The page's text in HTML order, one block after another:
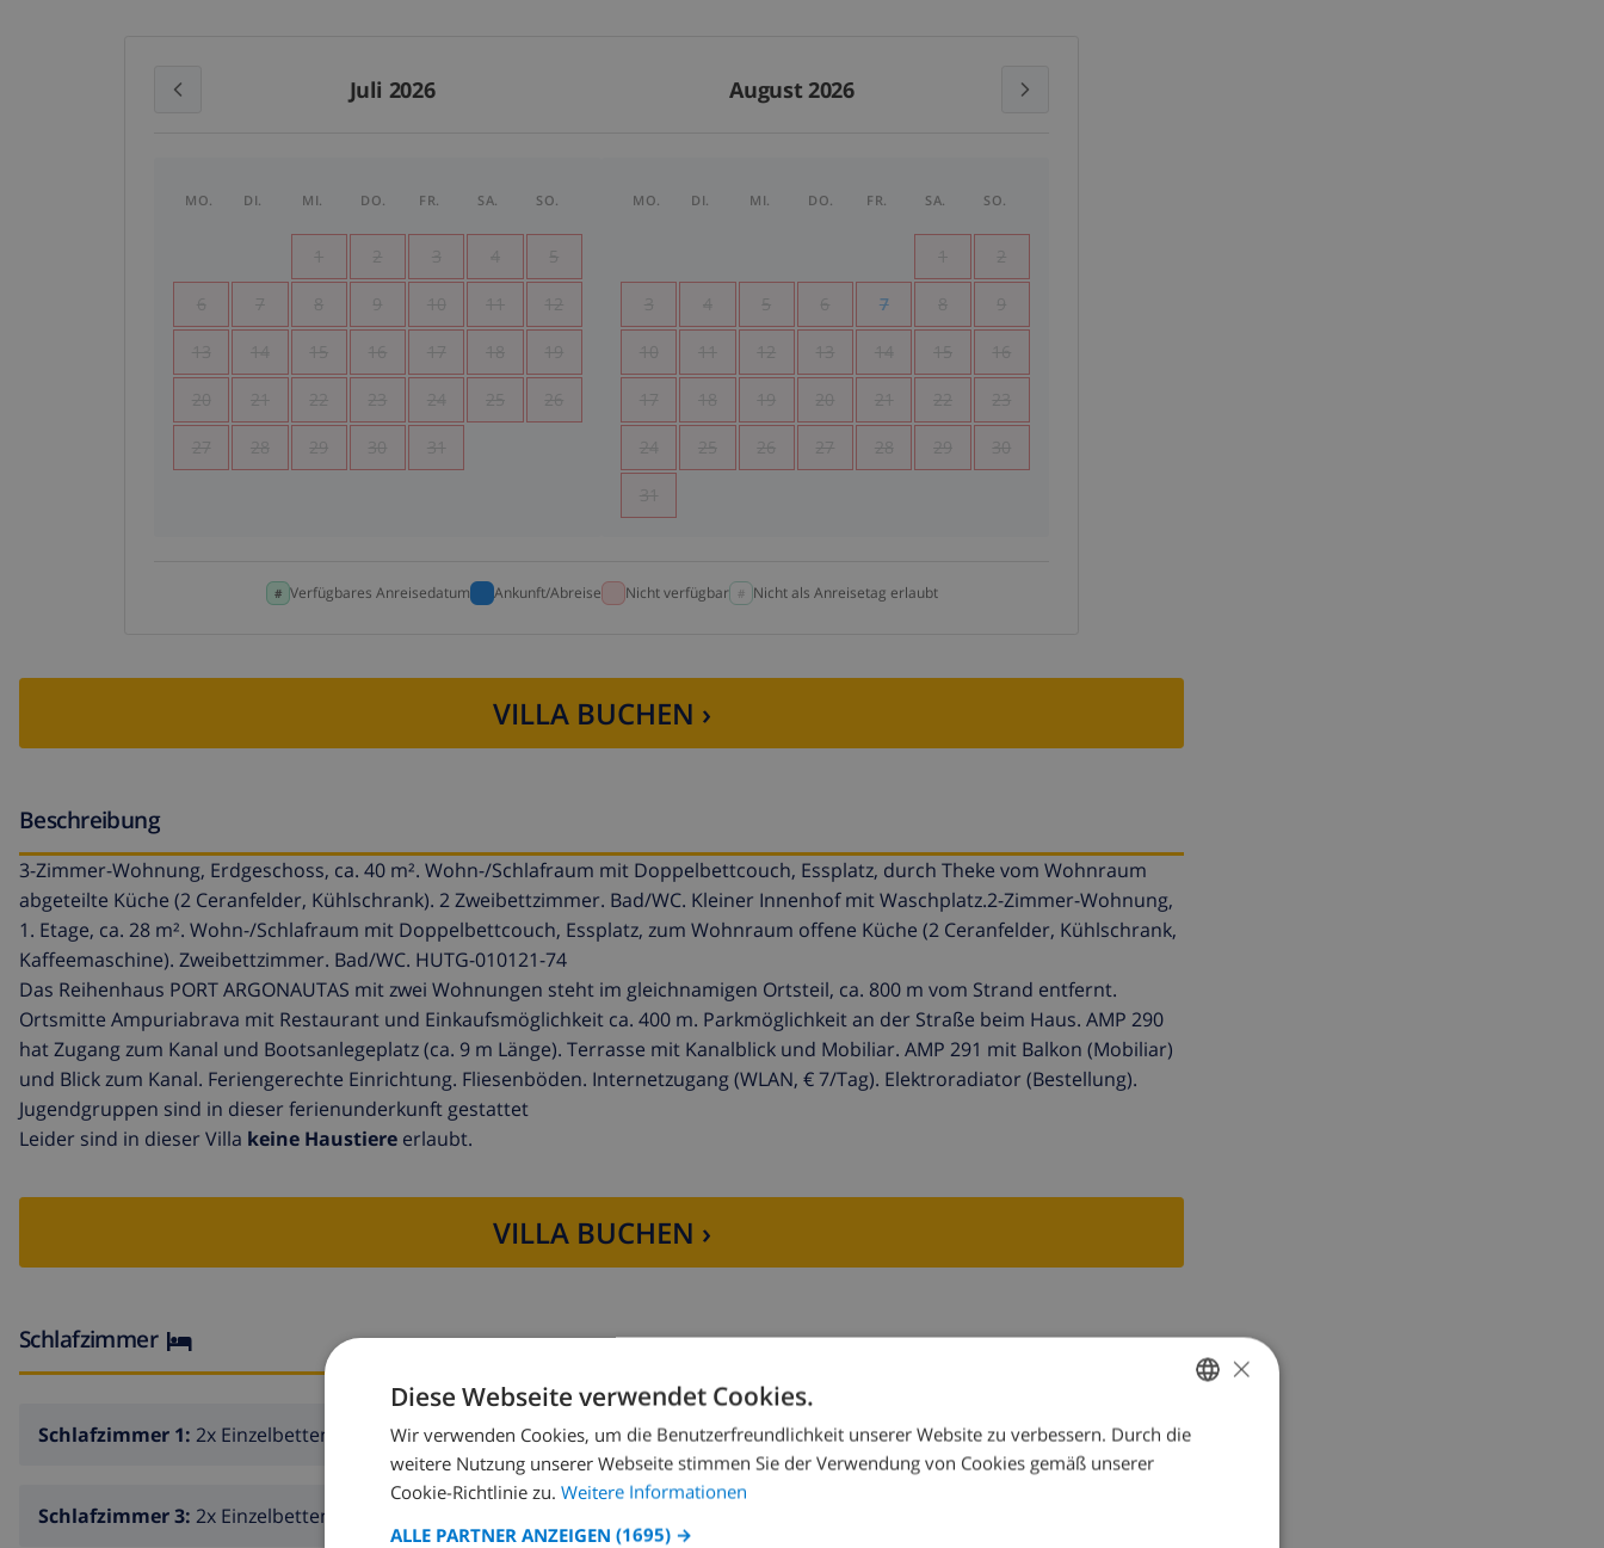
Juli 2026 August 2026
MO. DI. MI. DO. FR. SA. SO.
1 2 3 4 5
6 7 8 9 10 11 12
13 14 15 16 17 18 19
20 21 22 23 24 25 26
27 28 29 30 31
MO. DI. MI. DO. FR. SA. SO.
1 2
3 4 5 6 7 8 9
10 11 12 13 14 15 16
17 18 19 20 21 22 23
24 25 26 27 28 29 30
31
Verfügbares Anreisedatum Ankunft/Abreise Nicht verfügbar Nicht als Anreisetag erlaubt
VILLA BUCHEN ›
Beschreibung
3-Zimmer-Wohnung, Erdgeschoss, ca. 40 m². Wohn-/Schlafraum mit Doppelbettcouch, Essplatz, durch Theke vom Wohnraum
abgeteilte Küche (2 Ceranfelder, Kühlschrank). 2 Zweibettzimmer. Bad/WC. Kleiner Innenhof mit Waschplatz.2-Zimmer-Wohnung,
1. Etage, ca. 28 m². Wohn-/Schlafraum mit Doppelbettcouch, Essplatz, zum Wohnraum offene Küche (2 Ceranfelder, Kühlschrank,
Kaffeemaschine). Zweibettzimmer. Bad/WC. HUTG-010121-74
Das Reihenhaus PORT ARGONAUTAS mit zwei Wohnungen steht im gleichnamigen Ortsteil, ca. 800 m vom Strand entfernt.
Ortsmitte Ampuriabrava mit Restaurant und Einkaufsmöglichkeit ca. 400 m. Parkmöglichkeit an der Straße beim Haus. AMP 290
hat Zugang zum Kanal und Bootsanlegeplatz (ca. 9 m Länge). Terrasse mit Kanalblick und Mobiliar. AMP 291 mit Balkon (Mobiliar)
und Blick zum Kanal. Feriengerechte Einrichtung. Fliesenböden. Internetzugang (WLAN, € 7/Tag). Elektroradiator (Bestellung).
Jugendgruppen sind in dieser ferienunderkunft gestattet
Leider sind in dieser Villa keine Haustiere erlaubt.
VILLA BUCHEN ›
Schlafzimmer
Schlafzimmer 1: 2x Einzelbetten Schlafzimmer 2:2x Einzelbetten
Schlafzimmer 3: 2x Einzelbetten
GERMAN
DUTCH
×
Diese Webseite verwendet Cookies.
Wir verwenden Cookies, um die Benutzerfreundlichkeit unserer Website zu verbessern. Durch die
weitere Nutzung unserer Webseite stimmen Sie der Verwendung von Cookies gemäß unserer
Cookie-Richtlinie zu. Weitere Informationen
ALLE PARTNER ANZEIGEN (1695) →